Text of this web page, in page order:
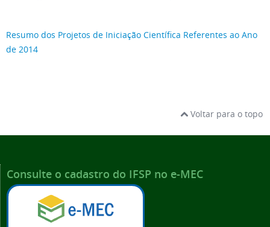
Resumo dos Projetos de Iniciação Científica Referentes ao Ano
de 2014
Voltar para o topo
Consulte o cadastro do IFSP no e-MEC